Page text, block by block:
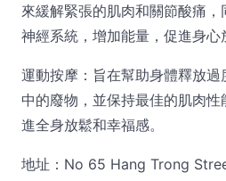
來緩解緊張的肌肉和關節酸痛
神經系統，增加能量，促進身心
運動按摩：旨在幫助身體釋放
中的廢物，並保持最佳的肌肉
進全身放鬆和幸福感。
地址：No 65 Hang Trong